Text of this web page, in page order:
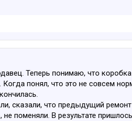
Теперь понимаю, что
понял, что это не совсем
сказали, что предыдущий
поменяли. В результате